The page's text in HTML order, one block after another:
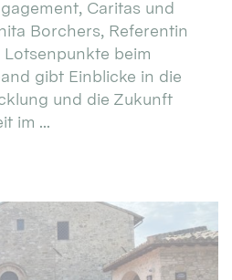
Caritas und
Borchers, Referentin
beim
gibt Einblicke in die
und die Zukunft
im ...